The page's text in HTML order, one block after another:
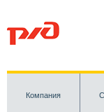
Компания